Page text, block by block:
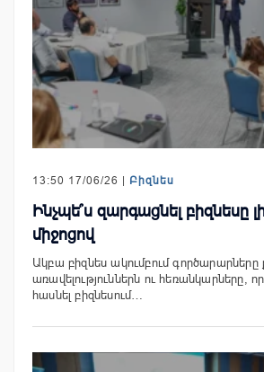
13:50 17/06/26 | Բիզնես
Ինչպե՞ս զարգացնել բիզնեսը
միջոցով
Ակբա բիզնես ակումբում գործարարները
առավելություններն ու հեռանկարները,
հասնել բիզնեսում…